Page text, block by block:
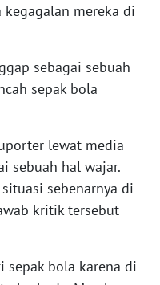
mereka di
sebagai sebuah
sepak bola
lewat media
sebuah hal wajar.
sebenarnya di
kritik tersebut
sepak bola karena di